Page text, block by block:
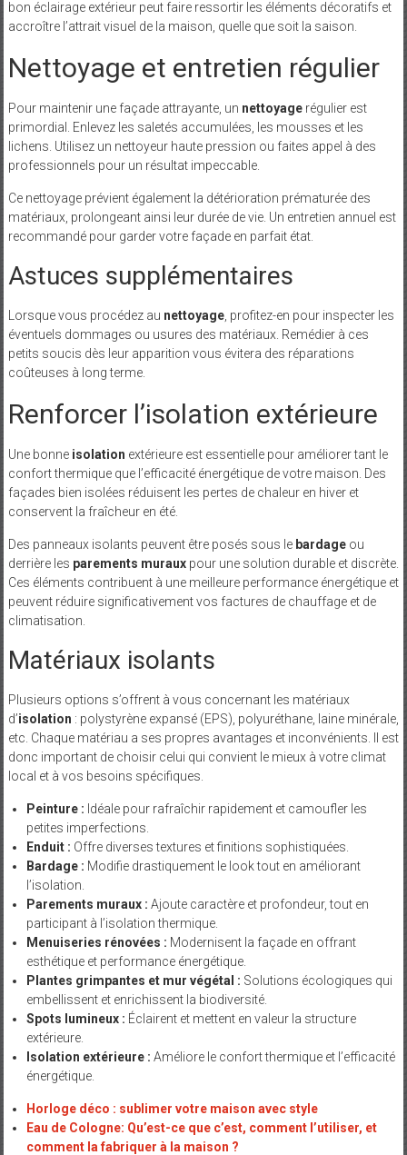
bon éclairage extérieur peut faire ressortir les éléments décoratifs et
accroître l’attrait visuel de la maison, quelle que soit la saison.
Nettoyage et entretien régulier
Pour maintenir une façade attrayante, un nettoyagerégulier est
primordial. Enlevez les saletés accumulées, les mousses et les
lichens. Utilisez un nettoyeur haute pression ou faites appel à des
professionnels pour un résultat impeccable.
Ce nettoyage prévient également la détérioration prématurée des
matériaux, prolongeant ainsi leur durée de vie. Un entretien annuel est
recommandé pour garder votre façade en parfait état.
Astuces supplémentaires
Lorsque vous procédez au nettoyage, profitez-en pour inspecter les
éventuels dommages ou usures des matériaux. Remédier à ces
petits soucis dès leur apparition vous évitera des réparations
coûteuses à long terme.
Renforcer l’isolation extérieure
Une bonne isolation extérieure est essentielle pour améliorer tant le
confort thermique que l’efficacité énergétique de votre maison. Des
façades bien isolées réduisent les pertes de chaleur en hiver et
conservent la fraîcheur en été.
Des panneaux isolants peuvent être posés sous le bardageou
derrière les parements murauxpour une solution durable et discrète.
Ces éléments contribuent à une meilleure performance énergétique et
peuvent réduire significativement vos factures de chauffage et de
climatisation.
Matériaux isolants
Plusieurs options s’offrent à vous concernant les matériaux
d’isolation : polystyrène expansé (EPS), polyuréthane, laine minérale,
etc. Chaque matériau a ses propres avantages et inconvénients. Il est
donc important de choisir celui qui convient le mieux à votre climat
local et à vos besoins spécifiques.
Peinture : Idéale pour rafraîchir rapidement et camoufler les
petites imperfections.
Enduit : Offre diverses textures et finitions sophistiquées.
Bardage : Modifie drastiquement le look tout en améliorant
l’isolation.
Parements muraux : Ajoute caractère et profondeur, tout en
participant à l’isolation thermique.
Menuiseries rénovées : Modernisent la façade en offrant
esthétique et performance énergétique.
Plantes grimpantes et mur végétal : Solutions écologiques qui
embellissent et enrichissent la biodiversité.
Spots lumineux : Éclairent et mettent en valeur la structure
extérieure.
Isolation extérieure : Améliore le confort thermique et l’efficacité
énergétique.
Horloge déco : sublimer votre maison avec style
Eau de Cologne: Qu’est-ce que c’est, comment l’utiliser, et
comment la fabriquer à la maison ?